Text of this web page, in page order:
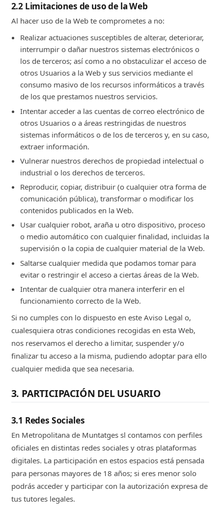
2.2 Limitaciones de uso de la Web
Al hacer uso de la Web te comprometes a no:
Realizar actuaciones susceptibles de alterar, deteriorar,
interrumpir o dañar nuestros sistemas electrónicos o
los de terceros; así como a no obstaculizar el acceso de
otros Usuarios a la Web y sus servicios mediante el
consumo masivo de los recursos informáticos a través
de los que prestamos nuestros servicios.
Intentar acceder a las cuentas de correo electrónico de
otros Usuarios o a áreas restringidas de nuestros
sistemas informáticos o de los de terceros y, en su caso,
extraer información.
Vulnerar nuestros derechos de propiedad intelectual o
industrial o los derechos de terceros.
Reproducir, copiar, distribuir (o cualquier otra forma de
comunicación pública), transformar o modificar los
contenidos publicados en la Web.
Usar cualquier robot, araña u otro dispositivo, proceso
o medio automático con cualquier finalidad, incluidas la
supervisión o la copia de cualquier material de la Web.
Saltarse cualquier medida que podamos tomar para
evitar o restringir el acceso a ciertas áreas de la Web.
Intentar de cualquier otra manera interferir en el
funcionamiento correcto de la Web.
Si no cumples con lo dispuesto en este Aviso Legal o,
cualesquiera otras condiciones recogidas en esta Web,
nos reservamos el derecho a limitar, suspender y/o
finalizar tu acceso a la misma, pudiendo adoptar para ello
cualquier medida que sea necesaria.
3. PARTICIPACIÓN DEL USUARIO
3.1 Redes Sociales
En Metropolitana de Muntatges sl contamos con perfiles
oficiales en distintas redes sociales y otras plataformas
digitales. La participación en estos espacios está pensada
para personas mayores de 18 años; si eres menor solo
podrás acceder y participar con la autorización expresa de
tus tutores legales.